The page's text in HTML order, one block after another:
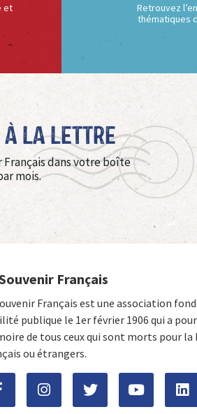
et
Retrouvez
thématiques
La Lettre
dans votre boîte
mois.
Français
Français est une association
publique le 1er février 1906 qui a
de tous ceux qui sont morts pour la
ou étrangers.